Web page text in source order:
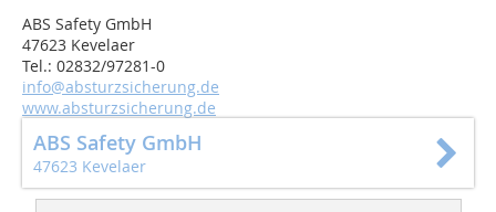
ABS Safety GmbH
47623 Kevelaer
Tel.: 02832/97281-0
info@absturzsicherung.de
www.absturzsicherung.de
ABS Safety GmbH
47623 Kevelaer